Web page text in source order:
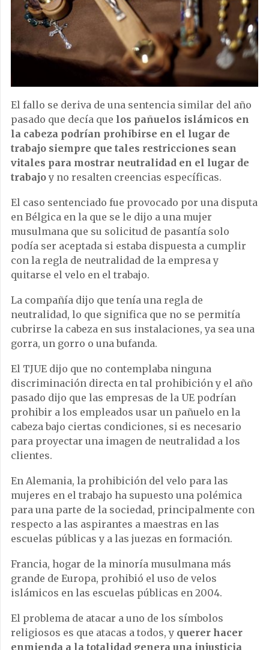
El fallo se deriva de una sentencia similar del año
pasado que decía que los pañuelos islámicos en
la cabeza podrían prohibirse en el lugar de
trabajo siempre que tales restricciones sean
vitales para mostrar neutralidad en el lugar de
trabajoy no resalten creencias específicas.
El caso sentenciado fue provocado por una disputa
en Bélgica en la que se le dijo a una mujer
musulmana que su solicitud de pasantía solo
podía ser aceptada si estaba dispuesta a cumplir
con la regla de neutralidad de la empresa y
quitarse el velo en el trabajo.
La compañía dijo que tenía una regla de
neutralidad, lo que significa que no se permitía
cubrirse la cabeza en sus instalaciones, ya sea una
gorra, un gorro o una bufanda.
El TJUE dijo que no contemplaba ninguna
discriminación directa en tal prohibición y el año
pasado dijo que las empresas de la UE podrían
prohibir a los empleados usar un pañuelo en la
cabeza bajo ciertas condiciones, si es necesario
para proyectar una imagen de neutralidad a los
clientes.
En Alemania, la prohibición del velo para las
mujeres en el trabajo ha supuesto una polémica
para una parte de la sociedad, principalmente con
respecto a las aspirantes a maestras en las
escuelas públicas y a las juezas en formación.
Francia, hogar de la minoría musulmana más
grande de Europa, prohibió el uso de velos
islámicos en las escuelas públicas en 2004.
El problema de atacar a uno de los símbolos
religiosos es que atacas a todos, y querer hacer
enmienda a la totalidad genera una injusticia